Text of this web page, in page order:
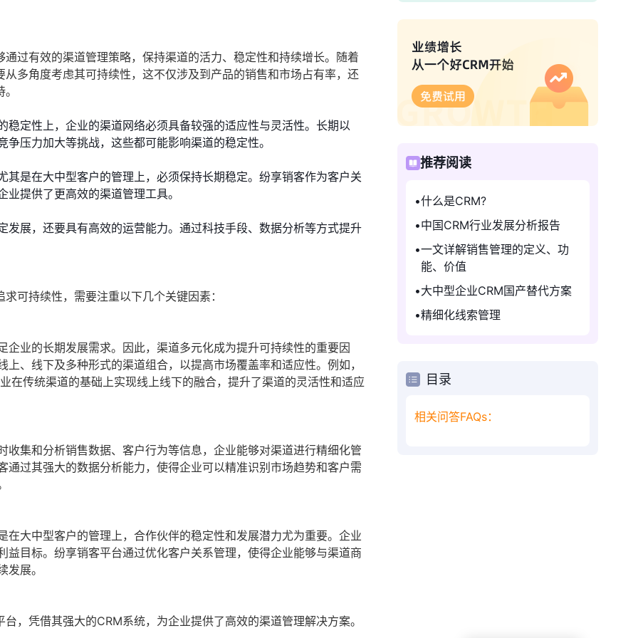
过有效的渠道管理策略，保持渠道的活力、稳定性和持续增长。随着
多角度考虑其可持续性，这不仅涉及到产品的销售和市场占有率，还
稳定性上，企业的渠道网络必须具备较强的适应性与灵活性。长期以
压力加大等挑战，这些都可能影响渠道的稳定性。
其是在大中型客户的管理上，必须保持长期稳定。纷享销客作为客户关
提供了更高效的渠道管理工具。
发展，还要具有高效的运营能力。通过科技手段、数据分析等方式提升
可持续性，需要注重以下几个关键因素：
业的长期发展需求。因此，渠道多元化成为提升可持续性的重要因
、线下及多种形式的渠道组合，以提高市场覆盖率和适应性。例如，
在传统渠道的基础上实现线上线下的融合，提升了渠道的灵活性和适应
集和分析销售数据、客户行为等信息，企业能够对渠道进行精细化管
过其强大的数据分析能力，使得企业可以精准识别市场趋势和客户需
大中型客户的管理上，合作伙伴的稳定性和发展潜力尤为重要。企业
目标。纷享销客平台通过优化客户关系管理，使得企业能够与渠道商
展。
，凭借其强大的CRM系统，为企业提供了高效的渠道管理解决方案。
推荐阅读
什么是CRM?
中国CRM行业发展分析报告
一文详解销售管理的定义、功
能、价值
大中型企业CRM国产替代方案
精细化线索管理
目录
相关问答FAQs：